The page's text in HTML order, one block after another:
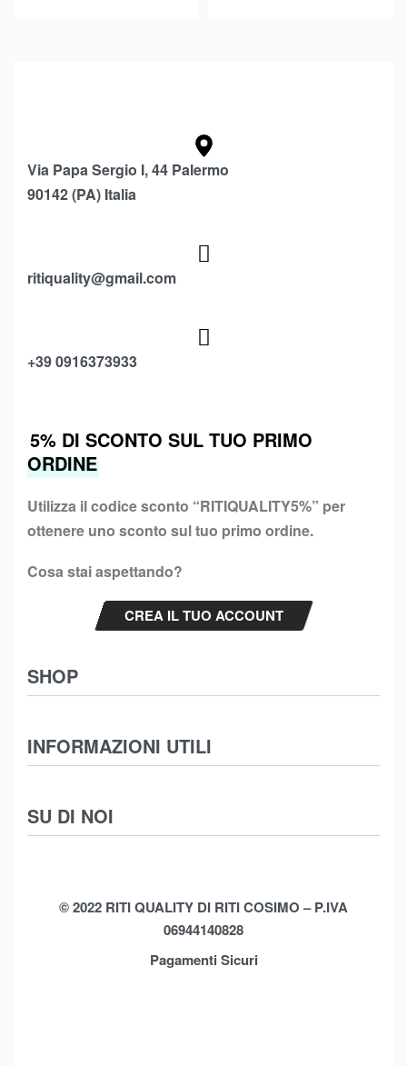
Via Papa Sergio I, 44 Palermo
90142 (PA) Italia
ritiquality@gmail.com
+39 0916373933
SHOP
Abbigliamento
Intimo
Moda Mare
SU DI NOI
Shop
INFORMAZIONI UTILI
Termini e Condizioni
Spedizioni
Privacy Policy
5% DI SCONTO SUL TUO PRIMO
ORDINE
Utilizza il codice sconto “RITIQUALITY5%” per
ottenere uno sconto sul tuo primo ordine.
Cosa stai aspettando?
CREA IL TUO ACCOUNT
© 2022 RITI QUALITY DI RITI COSIMO – P.IVA
06944140828
Pagamenti Sicuri